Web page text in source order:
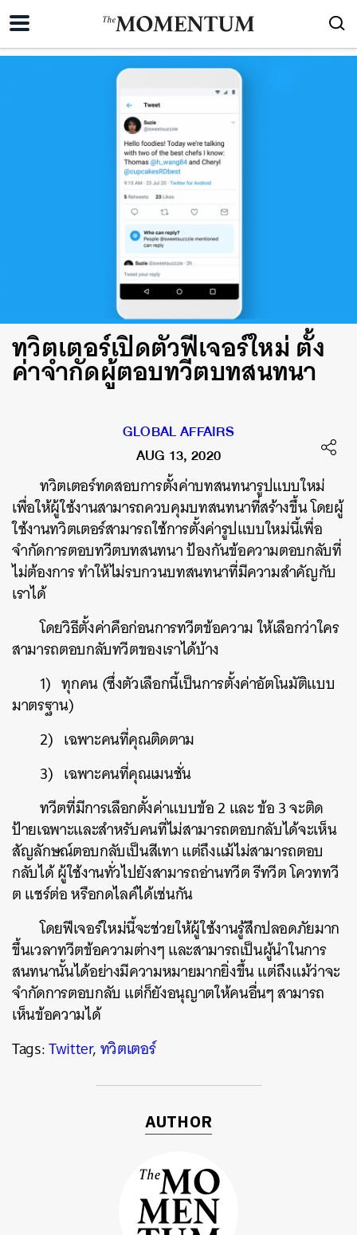
ทวิตเตอร์เปิดตัวฟีเจอร์ใหม่ ตั้ง
ค่าจำกัดผู้ตอบทวีตบทสนทนา
GLOBAL AFFAIRS
AUG 13, 2020
ทวิตเตอร์ทดสอบการตั้งค่าบทสนทนารูปแบบใหม่
เพื่อให้ผู้ใช้งานสามารถควบคุมบทสนทนาที่สร้างขึ้น โดยผู้
ใช้งานทวิตเตอร์สามารถใช้การตั้งค่ารูปแบบใหม่นี้เพื่อ
จำกัดการตอบทวีตบทสนทนา ป้องกันข้อความตอบกลับที่
ไม่ต้องการ ทำให้ไม่รบกวนบทสนทนาที่มีความสำคัญกับ
เราได้
โดยวิธีตั้งค่าคือก่อนการทวีตข้อความ ให้เลือกว่าใคร
สามารถตอบกลับทวีตของเราได้บ้าง
1) ทุกคน (ซึ่งตัวเลือกนี้เป็นการตั้งค่าอัตโนมัติแบบ
มาตรฐาน)
2) เฉพาะคนที่คุณติดตาม
3) เฉพาะคนที่คุณเมนชั่น
ทวีตที่มีการเลือกตั้งค่าแบบข้อ 2 และ ข้อ 3 จะติด
ป้ายเฉพาะและสำหรับคนที่ไม่สามารถตอบกลับได้จะเห็น
สัญลักษณ์ตอบกลับเป็นสีเทา แต่ถึงแม้ไม่สามารถตอบ
กลับได้ ผู้ใช้งานทั่วไปยังสามารถอ่านทวีต รีทวีต โควททวี
ต แชร์ต่อ หรือกดไลค์ได้เช่นกัน
โดยฟีเจอร์ใหม่นี้จะช่วยให้ผู้ใช้งานรู้สึกปลอดภัยมาก
ขึ้นเวลาทวีตข้อความต่างๆ และสามารถเป็นผู้นำในการ
สนทนานั้นได้อย่างมีความหมายมากยิ่งขึ้น แต่ถึงแม้ว่าจะ
จำกัดการตอบกลับ แต่ก็ยังอนุญาตให้คนอื่นๆ สามารถ
เห็นข้อความได้
Tags:Twitter,ทวิตเตอร์
AUTHOR
SHARE TWEET LINE EMAIL